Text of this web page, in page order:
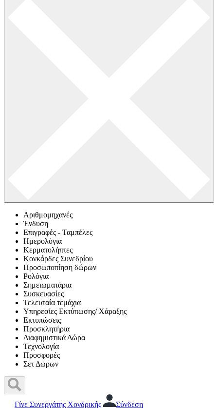
Αριθμομηχανές
Ένδυση
Επιγραφές - Ταμπέλες
Ημερολόγια
Κερματολήπτες
Κονκάρδες Συνεδρίου
Προσωποπίηση δώρων
Ρολόγια
Σημειωματάρια
Συσκευασίες
Τελευταία τεμάχια
Υπηρεσίες Εκτύπωσης/ Χάραξης
Εκτυπώσεις
Προσκλητήρια
Διαφημιστικά Δώρα
Τεχνολογία
Προσφορές
Σετ Δώρων
Γίνε Συνεργάτης Χονδρικής Σύνδεση